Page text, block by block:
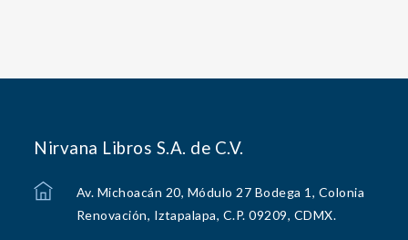
Nirvana Libros S.A. de C.V.
Av. Michoacán 20, Módulo 27 Bodega 1, Colonia
Renovación, Iztapalapa, C.P. 09209, CDMX.